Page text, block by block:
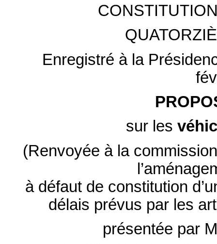
Enregistré à la
sur les
(Renvoyée à la
à défaut de constitution
délais prévus par les
présentée par